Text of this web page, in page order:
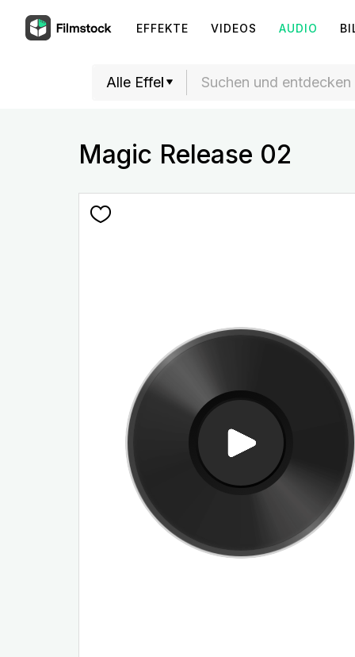
EFFEKTE VIDEOS AUDIO
Magic Release 02